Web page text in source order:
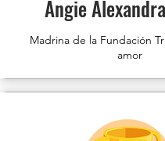
Angie
Madrina de la Fundación
amor